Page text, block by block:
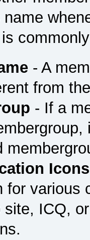
- A
from
- If a
Icons
for various
site, ICQ,